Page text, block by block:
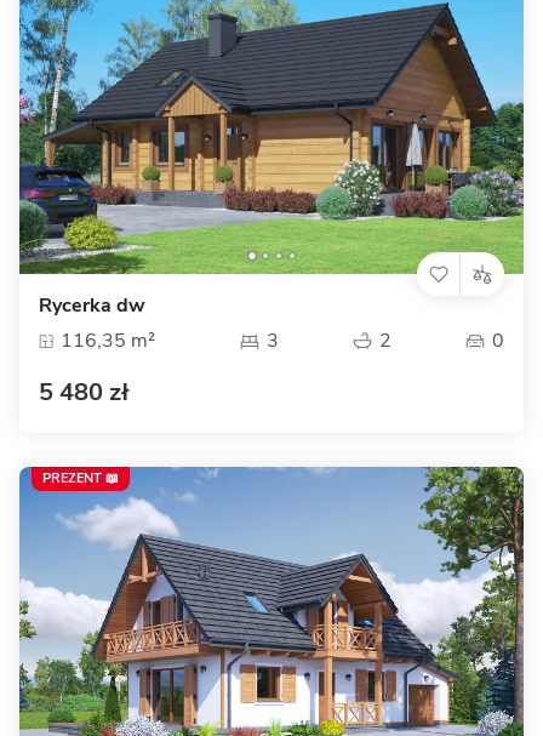
Rycerka dw
116,35 m²
3 2 0
5 480 zł
PREZENT 📖